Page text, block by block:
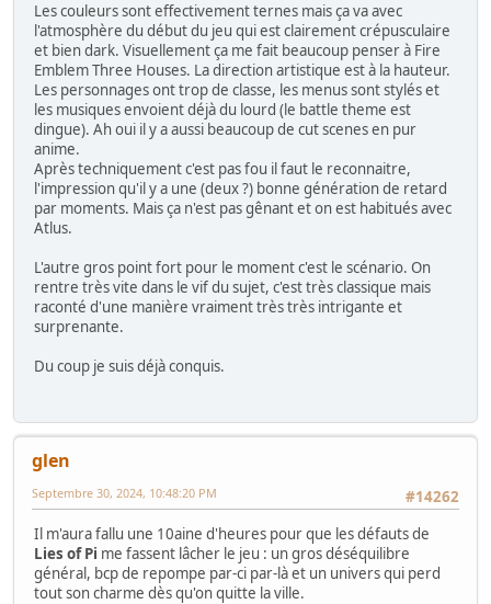
Les couleurs sont effectivement ternes mais ça va avec
l'atmosphère du début du jeu qui est clairement crépusculaire
et bien dark. Visuellement ça me fait beaucoup penser à Fire
Emblem Three Houses. La direction artistique est à la hauteur.
Les personnages ont trop de classe, les menus sont stylés et
les musiques envoient déjà du lourd (le battle theme est
dingue). Ah oui il y a aussi beaucoup de cut scenes en pur
anime.
Après techniquement c'est pas fou il faut le reconnaitre,
l'impression qu'il y a une (deux ?) bonne génération de retard
par moments. Mais ça n'est pas gênant et on est habitués avec
Atlus.
L'autre gros point fort pour le moment c'est le scénario. On
rentre très vite dans le vif du sujet, c'est très classique mais
raconté d'une manière vraiment très très intrigante et
surprenante.
Du coup je suis déjà conquis.
glen
#14262
Septembre 30, 2024, 10:48:20 PM
Il m'aura fallu une 10aine d'heures pour que les défauts de
Lies of Pi me fassent lâcher le jeu : un gros déséquilibre
général, bcp de repompe par-ci par-là et un univers qui perd
tout son charme dès qu'on quitte la ville.